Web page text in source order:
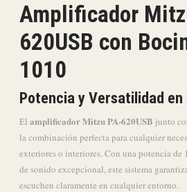
Amplificador
620USB con
1010
Potencia y Versatilidad en
El amplificador Mitzu PA-620USB junto
la combinación perfecta para cualquier
exteriores o interiores. Con una potencia de
de sonido excepcional, este sistema
escuchen claramente en cualquier entorno.